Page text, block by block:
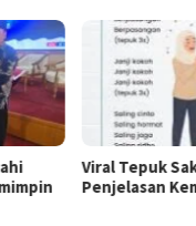
Viral Tepuk
Penjelasan